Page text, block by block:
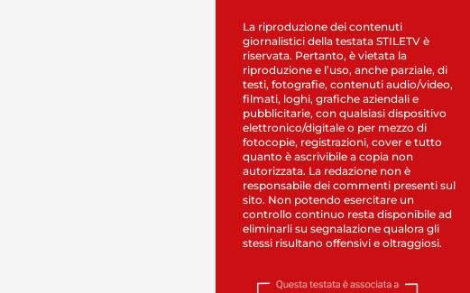
La riproduzione dei contenuti
giornalistici della testata STILETV è
riservata. Pertanto, è vietata la
riproduzione e l’uso, anche parziale, di
testi, fotografie, contenuti audio/video,
filmati, loghi, grafiche aziendali e
pubblicitarie, con qualsiasi dispositivo
elettronico/digitale o per mezzo di
fotocopie, registrazioni, cover e tutto
quanto è ascrivibile a copia non
autorizzata. La redazione non è
responsabile dei commenti presenti sul
sito. Non potendo esercitare un
controllo continuo resta disponibile ad
eliminarli su segnalazione qualora gli
stessi risultano offensivi e oltraggiosi.